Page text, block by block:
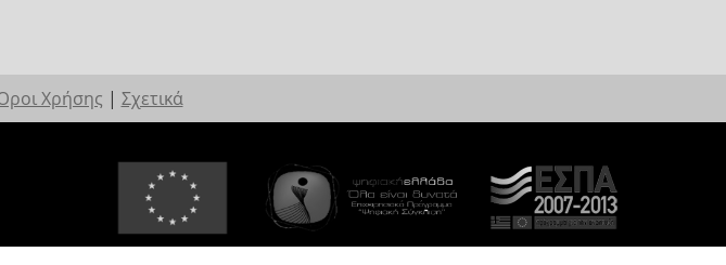
Χρήσης | Σχετικά